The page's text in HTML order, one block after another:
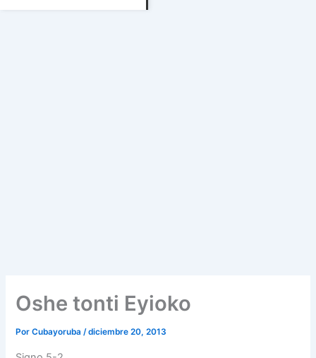
Oshe tonti Eyioko
PorCubayoruba/diciembre 20, 2013